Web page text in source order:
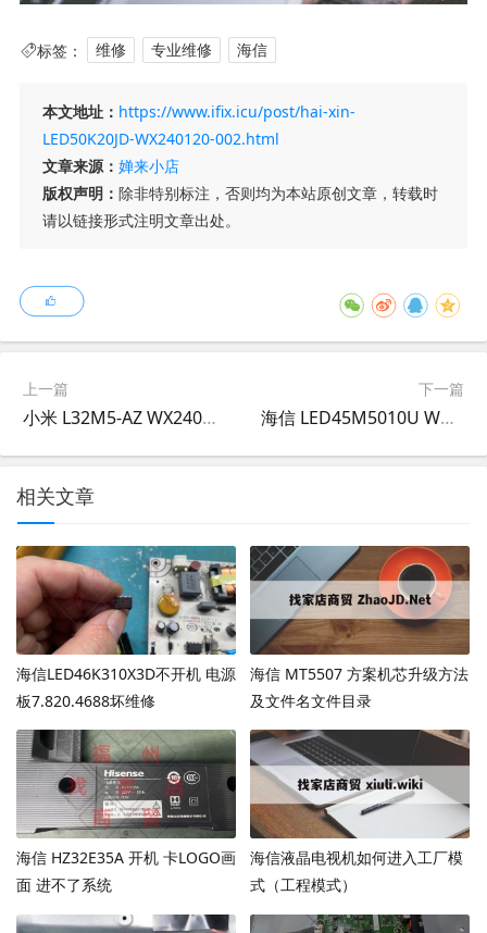
标签： 维修 专业维修 海信
本文地址： https://www.ifix.icu/post/hai-xin-
LED50K20JD-WX240120-002.html
文章来源： 婵来小店
版权声明： 除非特别标注，否则均为本站原创文章，转载时
请以链接形式注明文章出处。
上一篇
小米 L32M5-AZ WX240120-001
下一篇
海信 LED45M5010U WX240121-001
相关文章
海信LED46K310X3D不开机 电源
板7.820.4688坏维修
海信 MT5507 方案机芯升级方法
及文件名文件目录
海信 HZ32E35A 开机 卡LOGO画
面 进不了系统
海信液晶电视机如何进入工厂模
式（工程模式）